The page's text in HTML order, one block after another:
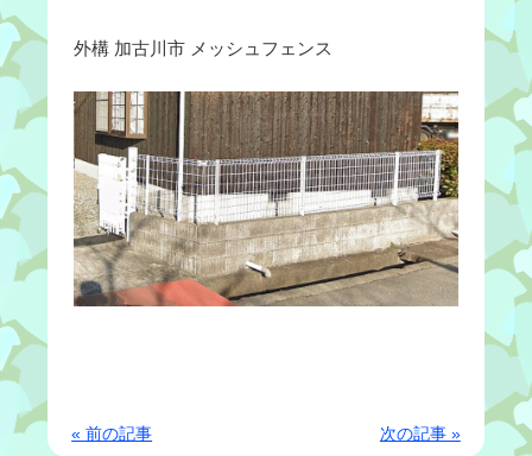
外構 加古川市 メッシュフェンス
« 前の記事 次の記事 »